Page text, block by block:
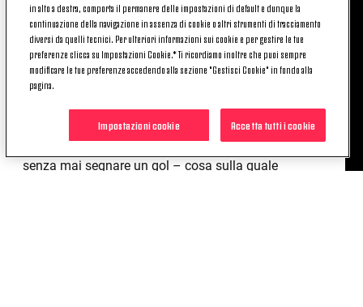
Alla Juventus ha vissuto un decennio che definire
splendido è riduttivo. Francesco arriva dalla
Sampdoria quando ha 25 anni. É il 1969, sta
nascendo una nuova Juve ricca di gioventù e lui,
che in Serie A ha già fatto il suo esordio nella
stagione 1963-64, regala un contributo d'esperienza
e di energia. Vince molto, Morini: 5 campionati, 1
Coppa Italia, 1 Coppa Uefa. Il totale è di 372 partite,
senza mai segnare un gol – cosa sulla quale
in alto a destra, comporta il permanere delle impostazioni di default e dunque la
continuazione della navigazione in assenza di cookie o altri strumenti di tracciamento
diversi da quelli tecnici. Per ulteriori informazioni sui cookie e per gestire le tue
preferenze clicca su Impostazioni Cookie.* Ti ricordiamo inoltre che puoi sempre
modificare le tue preferenze accedendo alla sezione "Gestisci Cookie" in fondo alla
pagina.
Accetta tutti i cookie
Impostazioni cookie